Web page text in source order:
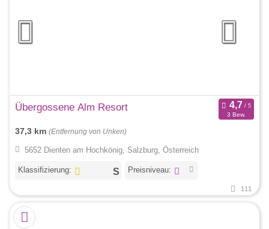
Übergossene Alm Resort
3 Bew.
37,3 km (Entfernung von Unken)
5652 Dienten am Hochkönig, Salzburg, Österreich
Klassifizierung: Preisniveau:
111